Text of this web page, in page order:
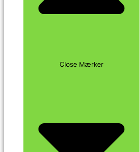
Close Mærker